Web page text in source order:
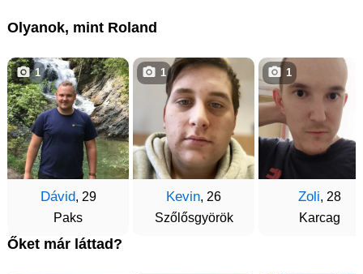
Olyanok, mint Roland
Dávid, 29
Paks
1
Kevin, 26
Szőlősgyörök
1
Zoli, 28
Karcag
1
Őket már láttad?